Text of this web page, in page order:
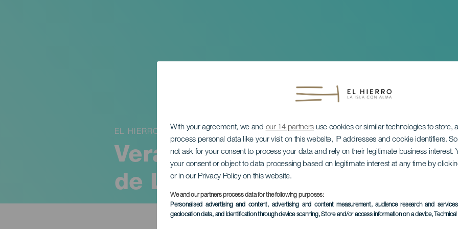
With your agreement, we and our 14 partners use cookies or similar technologies to store,
process personal data like your visit on this website, IP addresses and cookie identifiers.
not ask for your consent to process your data and rely on their legitimate business interest.
your consent or object to data processing based on legitimate interest at any time by
or in our Privacy Policy on this website.
We and our partners process data for the following purposes:
Personalised advertising and content, advertising and content measurement, audience research and
geolocation data, and identification through device scanning, Store and/or access information on a device,
Veranstaltungen zu Ehren
de Los Reyes
EL HIERRO